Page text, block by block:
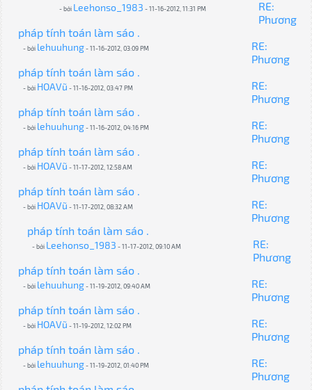
- bởi Leehonso_1983 - 11-16-2012, 11:31 PM
RE:
Phương
pháp tính toán làm sáo .
- bởi lehuuhung- 11-16-2012, 03:09 PM
RE:
Phương
pháp tính toán làm sáo .
- bởi HOAVũ - 11-16-2012, 03:47 PM
RE:
Phương
pháp tính toán làm sáo .
- bởi lehuuhung- 11-16-2012, 04:16 PM
RE:
Phương
pháp tính toán làm sáo .
- bởi HOAVũ - 11-17-2012, 12:58 AM
RE:
Phương
pháp tính toán làm sáo .
- bởi HOAVũ - 11-17-2012, 08:32 AM
RE:
Phương
pháp tính toán làm sáo .
- bởi Leehonso_1983 - 11-17-2012, 09:10 AM
RE:
Phương
pháp tính toán làm sáo .
- bởi lehuuhung- 11-19-2012, 09:40 AM
RE:
Phương
pháp tính toán làm sáo .
- bởi HOAVũ - 11-19-2012, 12:02 PM
RE:
Phương
pháp tính toán làm sáo .
- bởi lehuuhung- 11-19-2012, 01:40 PM
RE:
Phương